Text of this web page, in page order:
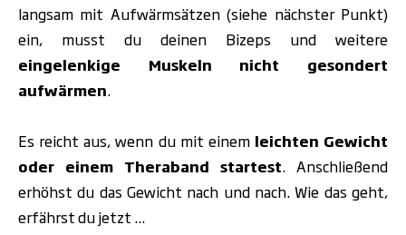
langsam mit Aufwärmsätzen (siehe nächster Punkt)
ein, musst du deinen Bizeps und weitere
eingelenkige Muskeln nicht gesondert
aufwärmen.
Es reicht aus, wenn du mit einem leichten Gewicht
oder einem Theraband startest. Anschließend
erhöhst du das Gewicht nach und nach. Wie das geht,
erfährst du jetzt ...